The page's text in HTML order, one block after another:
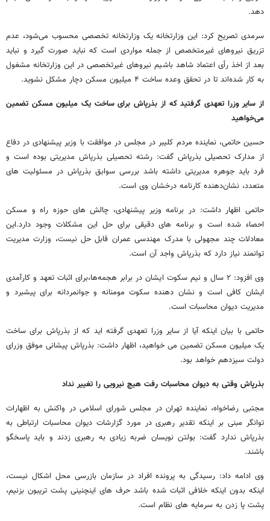
دهد.
سرمدی تصریح کرد: این وزارتخانه یک وزارتخانه تخصصی محسوب می‌شود، عدم
تزریق نیروهای غیرمتخصص از جمله مواردی است که نباید صورت گیرد و نباید
بعد از اخذ رأی اعتماد شاهد باشیم نیروهای غیرتخصصی در این وزارتخانه مشغول
به کار شده‌اند تا در تحقق وعده ساخت ۴ میلیون مسکن دچار مشکل نشوید.
از سایر وزرا تعهدی گرفتید که از بذرپاش برای ساخت یک میلیون مسکن تضمین
می‌خواهید
حسین حاتمی، نماینده مردم کلیبر در مجلس در موافقت با وزیر پیشنهادی در دفاع
از مدارک تحصیلی بذرپاش گفت: رشته تحصیلی بذرپاش مدیریتی بوده است و
فرد باید جوهره مدیریتی داشته باشد بررسی سوابق بذرپاش در مسئولیت های
متعدد، نشان‌دهنده کارنامه درخشان وی است.
حاتمی اظهار داشت: در برنامه وزیر پیشنهادی، چالش های حوزه راه و مسکن
احصاء شده است و برنامه های دقیقی برای حل این مشکلات وجود دارد.این
معادلات چند مجهولی با مدرک مهندسی عمران قابل حل نیست، وزارت مدیریت
توانمند نیاز دارد که بذرپاش واجد آن است.
وی افزود: ۲ سال و نیم سکوت ایشان در برابر هجمه‌ها،برای اثبات تعهد و کارآمدی
ایشان کافی است و نشان دهنده سکوت مومنانه و جوانمردانه برای پیشبرد و
مدیریت دیوان محاسبات است.
حاتمی با بیان اینکه آیا از سایر وزرا تعهدی گرفته اید که از بذرپاش برای ساخت
یک میلیون مسکن تضمین می خواهید، اظهار داشت: بذرپاش پیشانی موفق وزرای
دولت سیزدهم خواهد بود.
بذرپاش وقتی به دیوان محاسبات رفت هیچ نیرویی را تغییر نداد
مجتبی رضاخواه، نماینده تهران در مجلس شورای اسلامی در واکنش به اظهارات
توانگر مبنی بر اینکه تقدیر رهبری در مورد گزارشات دیوان محاسبات ارتباطی به
بذرپاش ندارد گفت: بولتن نویسان ضربه زیادی به رهبری زدند و باید پاسخگو
باشند.
وی ادامه داد: رسیدگی به پرونده افراد در سازمان بازرسی محل اشکال نیست،
اینکه بدون اینکه خلافی اثبات شده باشد حرف های اینچنینی پشت تریبون بزنیم،
پشت پا زدن به سرمایه های نظام است.